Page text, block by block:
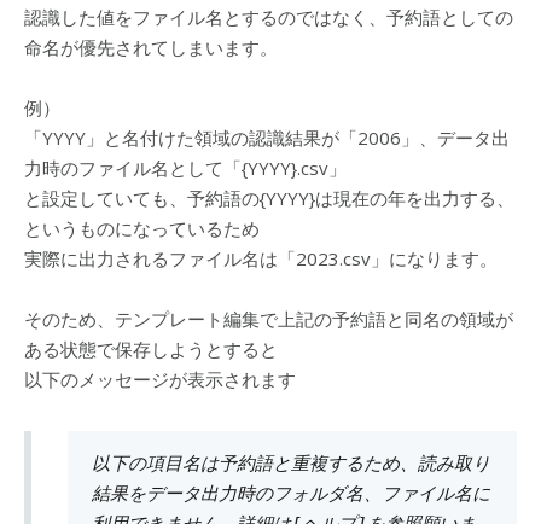
認識した値をファイル名とするのではなく、予約語としての
命名が優先されてしまいます。
例）
「YYYY」と名付けた領域の認識結果が「2006」、データ出
力時のファイル名として「{YYYY}.csv」
と設定していても、予約語の{YYYY}は現在の年を出力する、
というものになっているため
実際に出力されるファイル名は「2023.csv」になります。
そのため、テンプレート編集で上記の予約語と同名の領域が
ある状態で保存しようとすると
以下のメッセージが表示されます
以下の項目名は予約語と重複するため、読み取り
結果をデータ出力時のフォルダ名、ファイル名に